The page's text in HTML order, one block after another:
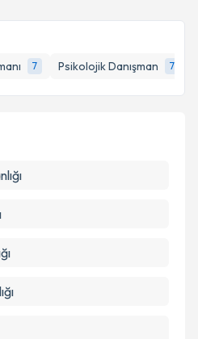
7 Psikolojik Danışman 7
e-posta ile bilgilendireceğiz.
kişisel verilerimin belirtilen